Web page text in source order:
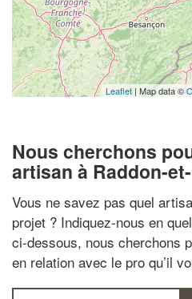
Leaflet | Map data ©
Nous cherchons
artisan à Raddon-
Vous ne savez pas quel
projet ? Indiquez-nous en
ci-dessous, nous cherchons
en relation avec le pro qu’il